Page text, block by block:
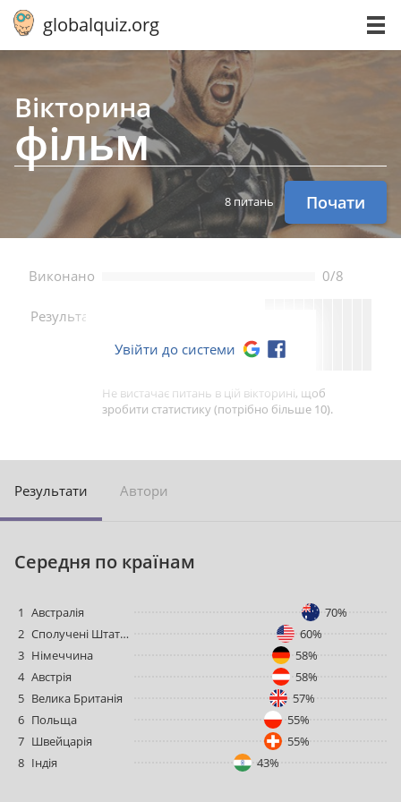
globalquiz.org
Вікторина
фільм
8 питань Почати
Bиконано 0/8
Pезультат --
Не вистачає питань в цій вікторині, щоб
зробити статистику (потрібно більше 10).
Увійти до системи
Pезультати Aвтори
Cередня по країнам
1 Австралія
70%
2
Сполучені Штати Америки
60%
3 Німеччина
58%
4 Австрія
58%
5 Велика Британія
57%
6 Польща
55%
7 Швейцарія
55%
8 Індія 43%